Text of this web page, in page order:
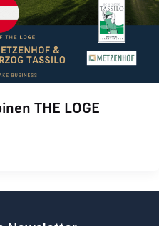
THE LOGE